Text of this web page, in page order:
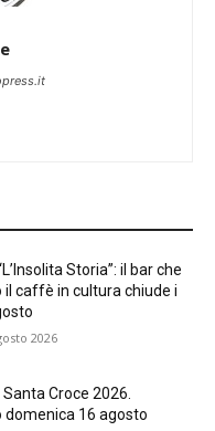
Storia”: il bar che
caffè in cultura chiude i
2026
Croce 2026.
16 agosto